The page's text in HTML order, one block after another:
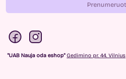
"UAB Nauja oda eshop" Gedimino pr. 44. Vilnius